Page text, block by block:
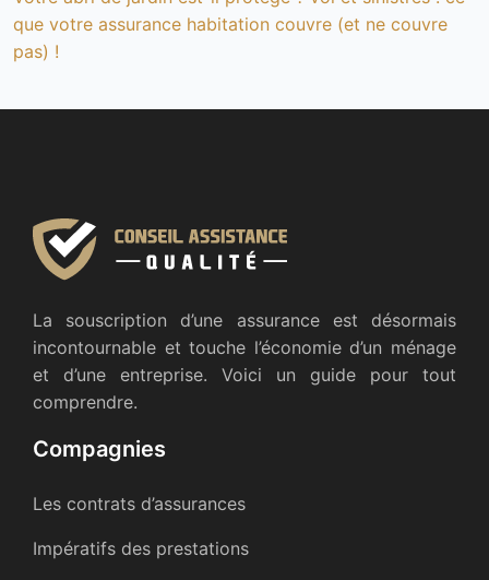
que votre assurance habitation couvre (et ne couvre
pas) !
La souscription d’une assurance est désormais
incontournable et touche l’économie d’un ménage
et d’une entreprise. Voici un guide pour tout
comprendre.
Compagnies
Les contrats d’assurances
Impératifs des prestations